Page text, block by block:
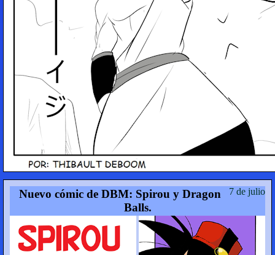
7 de julio
Nuevo cómic de DBM: Spirou y Dragon
Balls.